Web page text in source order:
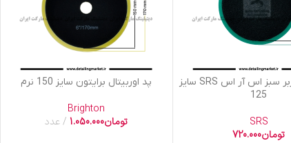
خرید
پد پولیش زبر سبز اس آر اس SRS سایز
125
SRS
تومان720.000
افزودن به سبد خرید
پد اوربیتال برایتون سایز 150 نرم
Brighton
تومان1.050.000 عدد